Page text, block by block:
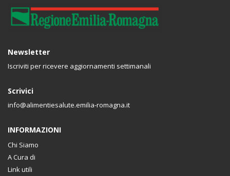
Newsletter
Iscriviti per ricevere aggiornamenti settimanali
Scrivici
info@alimentiesalute.emilia-romagna.it
INFORMAZIONI
Chi Siamo
A Cura di
Link utili